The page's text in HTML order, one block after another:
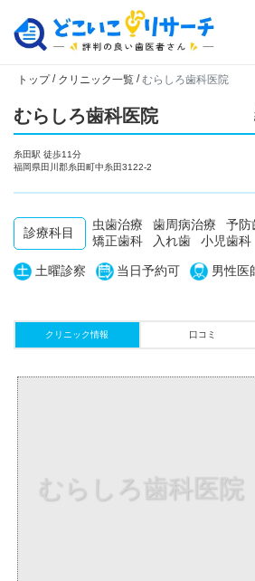
トップ/ クリニック一覧 /むらしろ歯科医院
むらしろ歯科医院
糸田駅 徒歩11分
福岡県田川郡糸田町中糸田3122-2
診療科目
虫歯治療 歯周病治療 予防
矯正歯科
入れ歯 小児歯科
土曜診察 当日予約可 男性医
クリニック情報 口コミ
むらしろ歯科医院